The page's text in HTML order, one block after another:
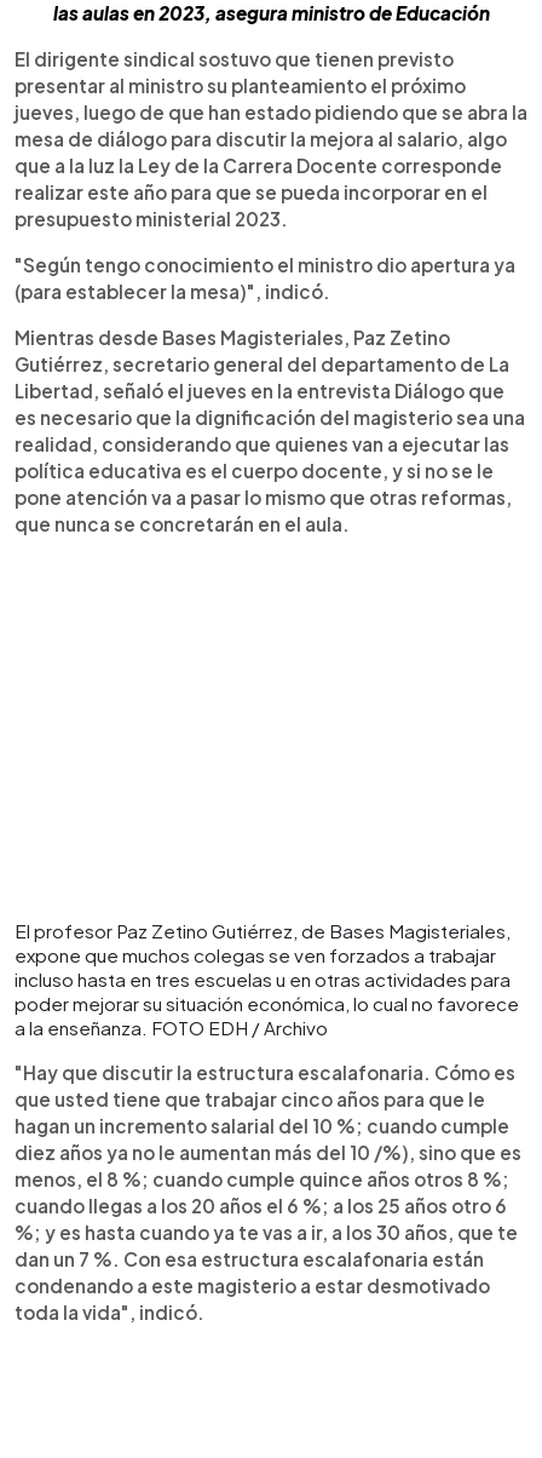
las aulas en 2023, asegura ministro de Educación
El dirigente sindical sostuvo que tienen previsto
presentar al ministro su planteamiento el próximo
jueves, luego de que han estado pidiendo que se abra la
mesa de diálogo para discutir la mejora al salario, algo
que a la luz la Ley de la Carrera Docente corresponde
realizar este año para que se pueda incorporar en el
presupuesto ministerial 2023.
"Según tengo conocimiento el ministro dio apertura ya
(para establecer la mesa)", indicó.
Mientras desde Bases Magisteriales, Paz Zetino
Gutiérrez, secretario general del departamento de La
Libertad, señaló el jueves en la entrevista Diálogo que
es necesario que la dignificación del magisterio sea una
realidad, considerando que quienes van a ejecutar las
política educativa es el cuerpo docente, y si no se le
pone atención va a pasar lo mismo que otras reformas,
que nunca se concretarán en el aula.
El profesor Paz Zetino Gutiérrez, de Bases Magisteriales,
expone que muchos colegas se ven forzados a trabajar
incluso hasta en tres escuelas u en otras actividades para
poder mejorar su situación económica, lo cual no favorece
a la enseñanza. FOTO EDH / Archivo
"Hay que discutir la estructura escalafonaria. Cómo es
que usted tiene que trabajar cinco años para que le
hagan un incremento salarial del 10 %; cuando cumple
diez años ya no le aumentan más del 10 /%), sino que es
menos, el 8 %; cuando cumple quince años otros 8 %;
cuando llegas a los 20 años el 6 %; a los 25 años otro 6
%; y es hasta cuando ya te vas a ir, a los 30 años, que te
dan un 7 %. Con esa estructura escalafonaria están
condenando a este magisterio a estar desmotivado
toda la vida", indicó.